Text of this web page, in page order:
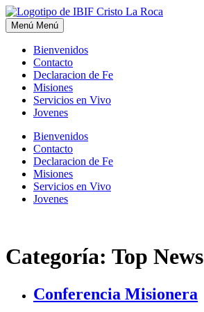
Menú Menú
Bienvenidos
Contacto
Declaracion de Fe
Misiones
Servicios en Vivo
Jovenes
Bienvenidos
Contacto
Declaracion de Fe
Misiones
Servicios en Vivo
Jovenes
Categoría: Top News
Conferencia Misionera